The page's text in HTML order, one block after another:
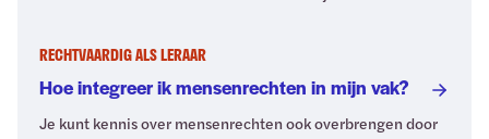
voortgezet onderwijs.
Hoe integreer ik mensenrechten in mijn vak?
RECHTVAARDIG ALS LERAAR
Je kunt kennis over mensenrechten ook overbrengen door